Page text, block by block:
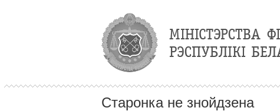
Старонка не знойдзена